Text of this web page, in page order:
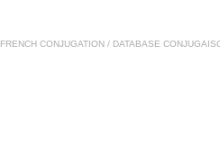
FRENCH CONJUGATION / DATABASE